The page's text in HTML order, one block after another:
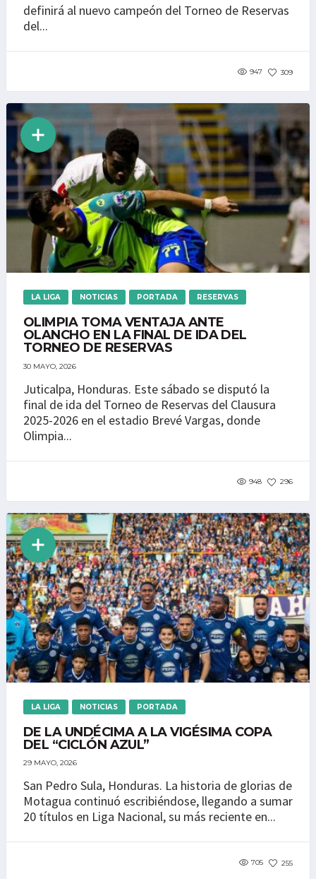
definirá al nuevo campeón del Torneo de Reservas
del...
947 309
LA LIGA NOTICIAS PORTADA RESERVAS
OLIMPIA TOMA VENTAJA ANTE
OLANCHO EN LA FINAL DE IDA DEL
TORNEO DE RESERVAS
30 MAYO, 2026
Juticalpa, Honduras. Este sábado se disputó la
final de ida del Torneo de Reservas del Clausura
2025-2026 en el estadio Brevé Vargas, donde
Olimpia...
948 296
LA LIGA NOTICIAS PORTADA
DE LA UNDÉCIMA A LA VIGÉSIMA COPA
DEL “CICLÓN AZUL”
29 MAYO, 2026
San Pedro Sula, Honduras. La historia de glorias de
Motagua continuó escribiéndose, llegando a sumar
20 títulos en Liga Nacional, su más reciente en...
705 255